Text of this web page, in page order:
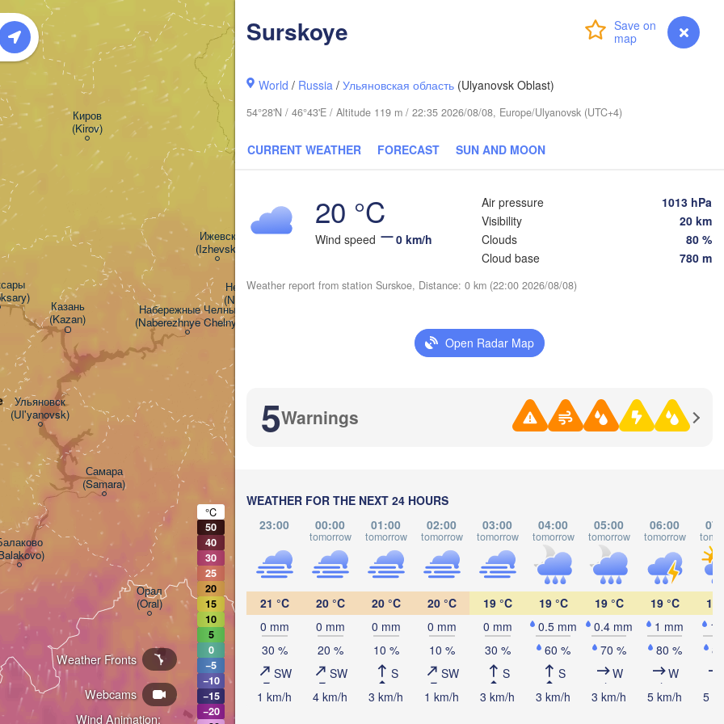
myVentusky Forecast
Surskoye
World / Russia /Ульяновская область (Ulyanovsk Oblast)
54°28'N / 46°43'E / Altitude 119 m / 22:35 2026/08/08, Europe/Ulyanovsk (UTC+4)
CURRENT WEATHER FORECAST SUN AND MOON
20 °C
Wind speed 0 km/h
Air pressure
1013 hPa
Visibility
20 km
Clouds
80 %
Cloud base
780 m
Weather report from station Surskoe, Distance: 0 km (22:00 2026/08/08)
Open Radar Map
5Warnings
WEATHER FOR THE NEXT 24 HOURS
23:00
00:00
tomorrow
01:00
tomorrow
02:00
tomorrow
03:00
tomorrow
04:00
tomorrow
05:00
tomorrow
06:00
tomorrow
21 °C
0 mm
30 %
SW
1 km/h
20 °C
0 mm
20 %
SW
4 km/h
20 °C
0 mm
10 %
S
3 km/h
20 °C
0 mm
10 %
SW
1 km/h
19 °C
0 mm
30 %
S
3 km/h
19 °C
0.5 mm
60 %
S
3 km/h
19 °C
0.4 mm
70 %
W
3 km/h
19 °C
1 mm
80 %
W
5 km/h
19
1
5
Wind Animation:
Webcams
Weather Fronts
Казань
(Kazan)
Пермь
Ижевск
(Izhevsk)
Киров
(Kirov)
Нефтекамск
(Neftekamsk)
Самара
(Samara)
Оренбург
(Orenburg)
Ульяновск
(Ul'yanovsk)
Набережные Челны
(Naberezhnye Chelny)
Орал
(Oral)
Екатеринбург
(Yekaterinburg)
Тюмень
(Tyumen)
Челябинск
(Chelyabinsk)
Ақтөбе
(Aktobe)
Орск
(Orsk)
Златоуст
(Zlatoust)
°C
50
40
30
25
20
15
10
5
0
−5
−10
−15
−20